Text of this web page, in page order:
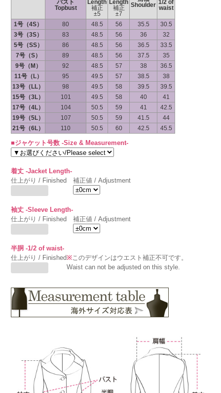
バスト
Topbust
Length
補正
±5
Length
補正
±7
Shoulder 1/2 of
waist
1号（4S） 80 48.5 56 35.5
30.5
3号（3S）
83 48.5 56 36
32
5号（SS）
86 48.5 56 36.5
33.5
7号（S）
89 48.5 56 37.5
35
9号（M）
92 48.5 57 38
36.5
11号（L）
95 49.5 57 38.5
38
13号（LL）
98 49.5 58 39.5
39.5
15号（3L）
101 49.5 58 40
41
17号（4L）
104 50.5 59 41
42.5
19号（5L）
107 50.5 59 41.5
44
21号（6L）
110 50.5 60 42.5 45.5
■ジャケット号数 -Size & Measurement-
着丈 -Jacket Length-
仕上がり / Finished
補正値 / Adjustment
袖丈 -Sleeve Length-
仕上がり / Finished
補正値 / Adjustment
半胴 -1/2 of waist-
仕上がり / Finished※このデザインはウエスト補正不可です。
Waist can not be adjusted on this style.